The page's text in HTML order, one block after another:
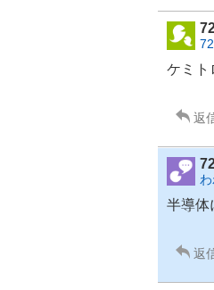
ケミト
返
半導体
返